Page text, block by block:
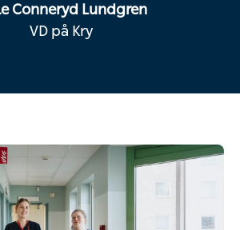
Conneryd Lundgren
VD på Kry